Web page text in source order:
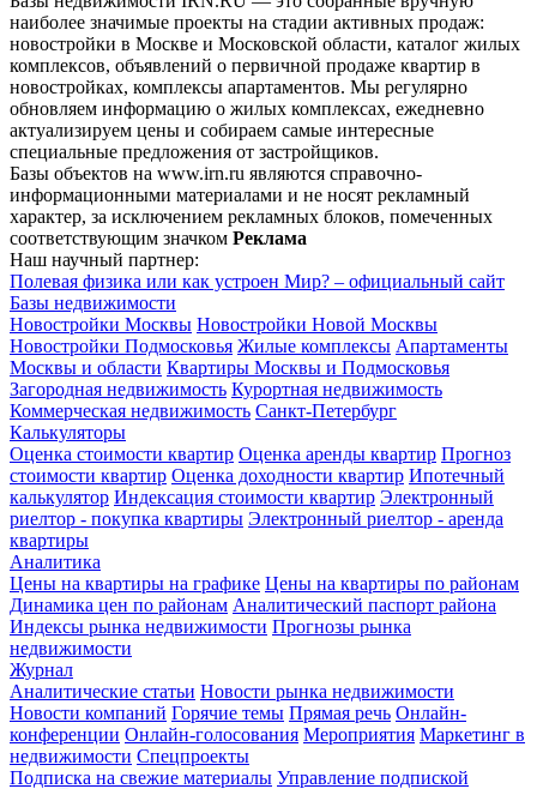
наиболее значимые проекты на стадии активных продаж:
новостройки в Москве и Московской области, каталог жилых
комплексов, объявлений о первичной продаже квартир в
новостройках, комплексы апартаментов. Мы регулярно
обновляем информацию о жилых комплексах, ежедневно
актуализируем цены и собираем самые интересные
специальные предложения от застройщиков.
Базы объектов на www.irn.ru являются справочно-
информационными материалами и не носят рекламный
характер, за исключением рекламных блоков, помеченных
соответствующим значком Реклама
Наш научный партнер:
Полевая физика или как устроен Мир? – официальный сайт
Базы недвижимости
Новостройки Москвы Новостройки Новой Москвы
Новостройки Подмосковья Жилые комплексы Апартаменты
Москвы и области Квартиры Москвы и Подмосковья
Загородная недвижимость Курортная недвижимость
Коммерческая недвижимость Санкт-Петербург
Калькуляторы
Оценка стоимости квартир Оценка аренды квартир Прогноз
стоимости квартир Оценка доходности квартир Ипотечный
калькулятор Индексация стоимости квартир Электронный
риелтор - покупка квартиры Электронный риелтор - аренда
квартиры
Аналитика
Цены на квартиры на графике Цены на квартиры по районам
Динамика цен по районам Аналитический паспорт района
Индексы рынка недвижимости Прогнозы рынка
недвижимости
Журнал
Аналитические статьи Новости рынка недвижимости
Новости компаний Горячие темы Прямая речь Онлайн-
конференции Онлайн-голосования Мероприятия Маркетинг в
недвижимости Спецпроекты
Подписка на свежие материалы Управление подпиской